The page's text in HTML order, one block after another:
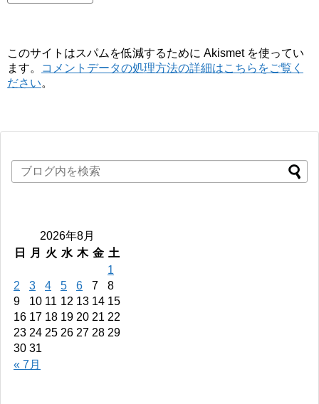
このサイトはスパムを低減するために Akismet を使ってい
ます。
コメントデータの処理方法の詳細はこちらをご覧く
ださい。
2026年8月
日
月 火 水 木 金 土
« 7月
1
2
3 4 5 6 7
8
9
10 11 12 13 14 15
16 17 18 19 20 21 22
23 24 25 26 27 28 29
30 31